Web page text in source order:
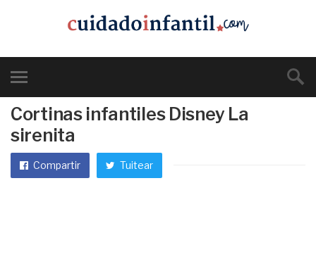
Cortinas infantiles Disney La
sirenita
Compartir Tuitear